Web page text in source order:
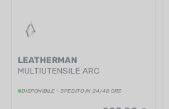
LEATHERMAN
MULTIUTENSILE ARC
DISPONIBILE - SPEDITO IN 24/48 ORE